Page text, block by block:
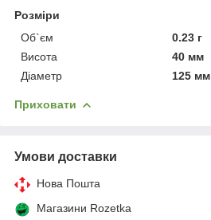
Розміри
Об`єм
0.23 г
Висота
40 мм
Діаметр
125 мм
Приховати
Умови доставки
Нова Пошта
Магазини Rozetka